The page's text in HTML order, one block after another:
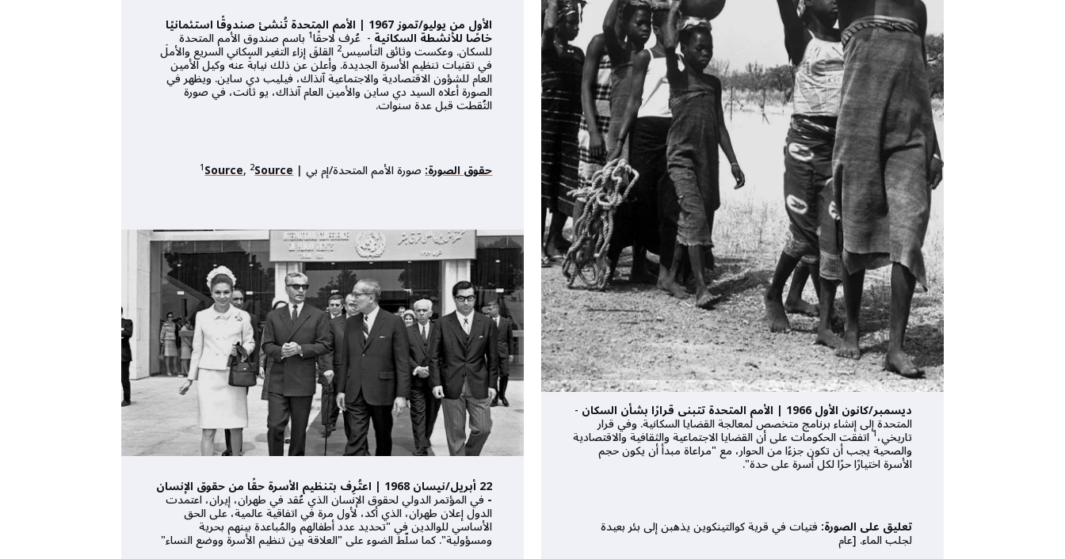
ديسمبر/كانون الأول 1966 | الأمم المتحدة تتبنى قرارًا بشأن السكان -
المتحدة إلى إنشاء برنامج متخصص لمعالجة القضايا السكانية. وفي قرار
تاريخي،1اتفقت الحكومات على أن القضايا الاجتماعية والثقافية والاقتصادية
والصحية يجب أن تكون جزءًا من الحوار، مع "مراعاة مبدأ أن يكون حجم
الأسرة اختيارًا حرًا لكل أسرة على حدة".
تعليق على الصورة: فتيات في قرية كوالتينكوين يذهبن إلى بئر بعيدة
لجلب الماء. [عام
الأول من يوليو/تموز 1967 | الأمم المتحدة تُنشئ صندوقًا استئمانيًا
خاصًا للأنشطة السكانية- عُرف لاحقًا1 باسم صندوق الأمم المتحدة
للسكان. وعكست وثائق التأسيس2 القلقَ إزاء التغير السكاني السريع والأملَ
في تقنيات تنظيم الأسرة الجديدة. وأعلن عن ذلك نيابةً عنه وكيل الأمين
العام للشؤون الاقتصادية والاجتماعية آنذاك، فيليب دي ساين. ويظهر في
الصورة أعلاه السيد دي ساين والأمين العام آنذاك، يو ثانت، في صورة
التُقطت قبل عدة سنوات.
حقوق الصورة:صورة الأمم المتحدة/إم بي | 1Source, 2Source
22 أبريل/نيسان 1968 | اعتُرِف بتنظيم الأسرة حقًا من حقوق الإنسان
- في المؤتمر الدولي لحقوق الإنسان الذي عُقد في طهران، إيران، اعتمدت
الدول إعلان طهران، الذي أكد، لأول مرة في اتفاقية عالمية، على الحق
الأساسي للوالدين في "تحديد عدد أطفالهم والمُباعدة بينهم بحرية
ومسؤولية". كما سلّط الضوء على "العلاقة بين تنظيم الأسرة ووضع النساء"